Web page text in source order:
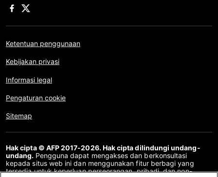
Ketentuan penggunaan
Kebijakan privasi
Informasi legal
Pengaturan cookie
Sitemap
Hak cipta © AFP 2017-2026. Hak cipta dilindungi undang-
undang. Pengguna dapat mengakses dan berkonsultasi
kepada situs web ini dan menggunakan fitur berbagi yang
tersedia untuk keperluan perseorangan, pribadi, dan non-